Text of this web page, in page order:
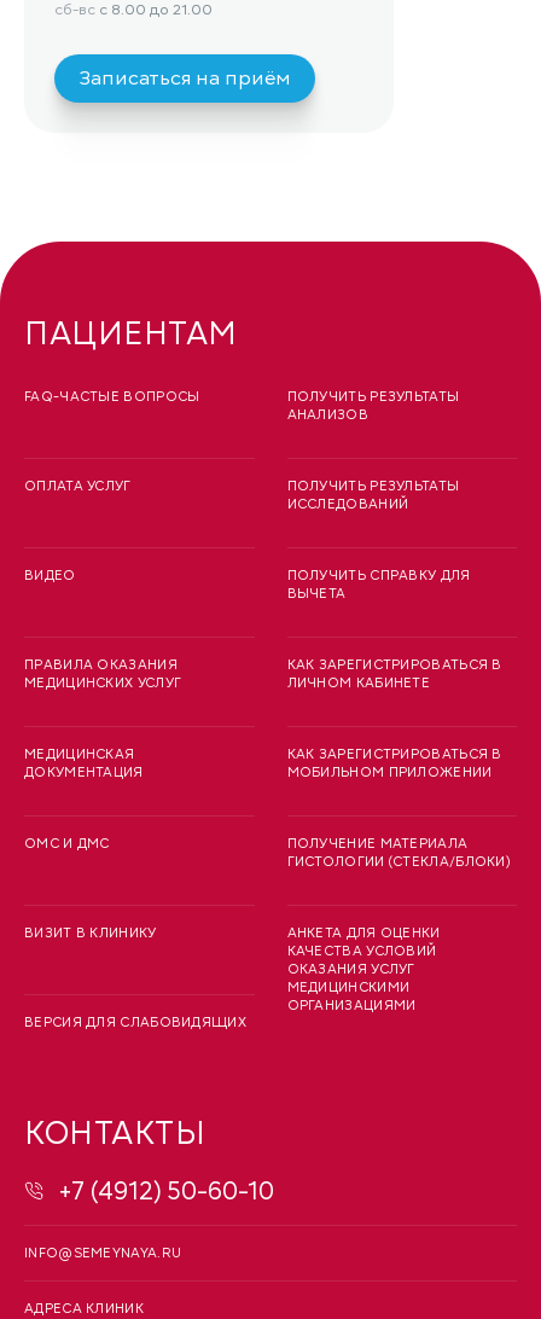
сб-вс с 8.00 до 21.00
Записаться на приём
ПАЦИЕНТАМ
FAQ-ЧАСТЫЕ ВОПРОСЫ
ОПЛАТА УСЛУГ
ВИДЕО
ПРАВИЛА ОКАЗАНИЯ
МЕДИЦИНСКИХ УСЛУГ
МЕДИЦИНСКАЯ
ДОКУМЕНТАЦИЯ
ОМС И ДМС
ВИЗИТ В КЛИНИКУ
ВЕРСИЯ ДЛЯ СЛАБОВИДЯЩИХ
ПОЛУЧИТЬ РЕЗУЛЬТАТЫ
АНАЛИЗОВ
ПОЛУЧИТЬ РЕЗУЛЬТАТЫ
ИССЛЕДОВАНИЙ
ПОЛУЧИТЬ СПРАВКУ ДЛЯ
ВЫЧЕТА
КАК ЗАРЕГИСТРИРОВАТЬСЯ В
ЛИЧНОМ КАБИНЕТЕ
КАК ЗАРЕГИСТРИРОВАТЬСЯ В
МОБИЛЬНОМ ПРИЛОЖЕНИИ
ПОЛУЧЕНИЕ МАТЕРИАЛА
ГИСТОЛОГИИ (СТЕКЛА/БЛОКИ)
АНКЕТА ДЛЯ ОЦЕНКИ
КАЧЕСТВА УСЛОВИЙ
ОКАЗАНИЯ УСЛУГ
МЕДИЦИНСКИМИ
ОРГАНИЗАЦИЯМИ
КОНТАКТЫ
+7 (4912) 50-60-10
INFO@SEMEYNAYA.RU
АДРЕСА КЛИНИК